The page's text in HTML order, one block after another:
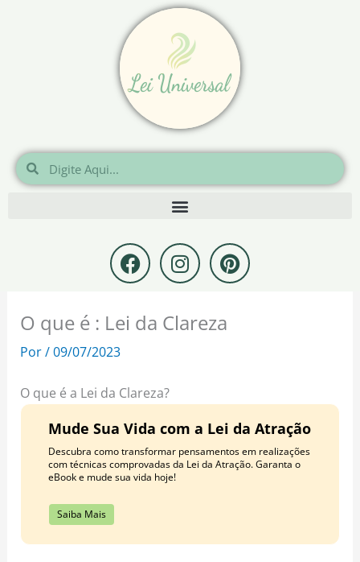
Pesquisar
Pesquisar
F
a
c
e
b
k
I
n
s
t
a
m
P
i
n
t
O que é : Lei da Clareza
Por/09/07/2023
O que é a Lei da Clareza?
Mude Sua Vida com a Lei da Atração
Descubra como transformar pensamentos em realizações
com técnicas comprovadas da Lei da Atração. Garanta o
eBook e mude sua vida hoje!
Saiba Mais